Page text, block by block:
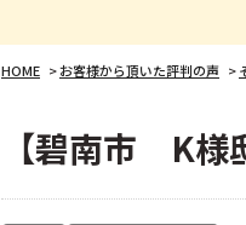
HOME >お客様から頂いた評判の声 >
【碧南市 K様